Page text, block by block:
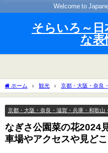
Welcome to
そらいろ～
な
ホーム 観光 京都・大阪・奈良
菜の花2024見頃時期や開花状況は？駐車
京都・大阪・奈良・滋賀・兵庫・和歌山
なぎさ公園菜の花2024
車場やアクセスや見ど